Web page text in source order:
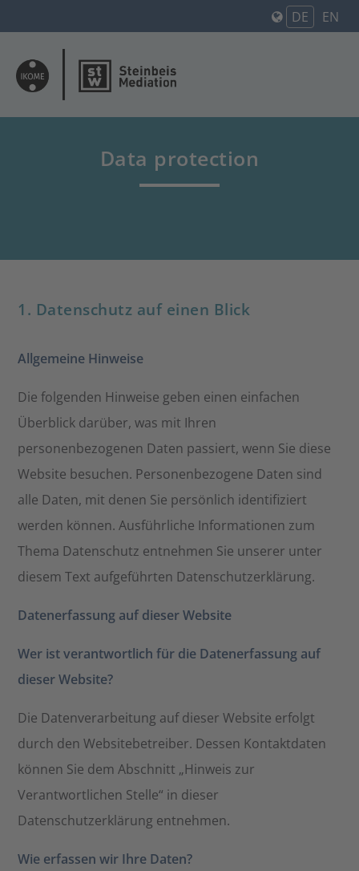
DE EN
Data protection
1. Datenschutz auf einen Blick
Allgemeine Hinweise
Die folgenden Hinweise geben einen einfachen
Überblick darüber, was mit Ihren
personenbezogenen Daten passiert, wenn Sie diese
Website besuchen. Personenbezogene Daten sind
alle Daten, mit denen Sie persönlich identifiziert
werden können. Ausführliche Informationen zum
Thema Datenschutz entnehmen Sie unserer unter
diesem Text aufgeführten Datenschutzerklärung.
Datenerfassung auf dieser Website
Wer ist verantwortlich für die Datenerfassung auf
dieser Website?
Die Datenverarbeitung auf dieser Website erfolgt
durch den Websitebetreiber. Dessen Kontaktdaten
können Sie dem Abschnitt „Hinweis zur
Verantwortlichen Stelle“ in dieser
Datenschutzerklärung entnehmen.
Wie erfassen wir Ihre Daten?